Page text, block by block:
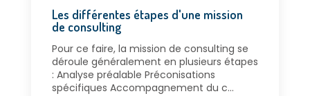
Les différentes étapes d'une mission
de consulting
Pour ce faire, la mission de consulting se
déroule généralement en plusieurs étapes
: Analyse préalable Préconisations
spécifiques Accompagnement du c...